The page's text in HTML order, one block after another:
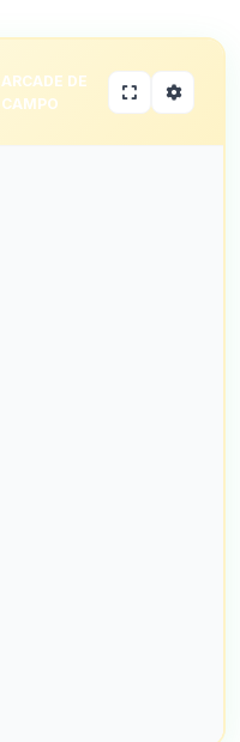
ARCADE DE
CAMPO